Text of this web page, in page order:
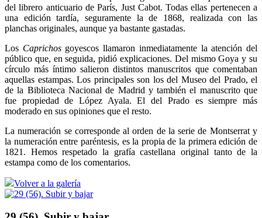
del librero anticuario de París, Just Cabot. Todas ellas pertenecen a
una edición tardía, seguramente la de 1868, realizada con las
planchas originales, aunque ya bastante gastadas.
Los Caprichos goyescos llamaron inmediatamente la atención del
público que, en seguida, pidió explicaciones. Del mismo Goya y su
círculo más íntimo salieron distintos manuscritos que comentaban
aquellas estampas. Los principales son los del Museo del Prado, el
de la Biblioteca Nacional de Madrid y también el manuscrito que
fue propiedad de López Ayala. El del Prado es siempre más
moderado en sus opiniones que el resto.
La numeración se corresponde al orden de la serie de Montserrat y
la numeración entre paréntesis, es la propia de la primera edición de
1821. Hemos respetado la grafía castellana original tanto de la
estampa como de los comentarios.
Volver a la galería